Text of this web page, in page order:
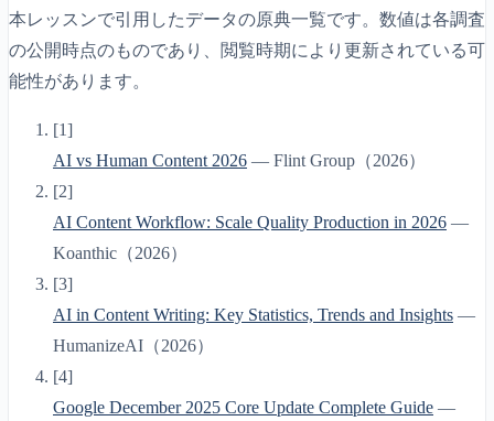
本レッスンで引用したデータの原典一覧です。数値は各調査
の公開時点のものであり、閲覧時期により更新されている可
能性があります。
[1]
AI vs Human Content 2026 — Flint Group （2026）
[2]
AI Content Workflow: Scale Quality Production in 2026 —
Koanthic （2026）
[3]
AI in Content Writing: Key Statistics, Trends and Insights —
HumanizeAI （2026）
[4]
Google December 2025 Core Update Complete Guide —